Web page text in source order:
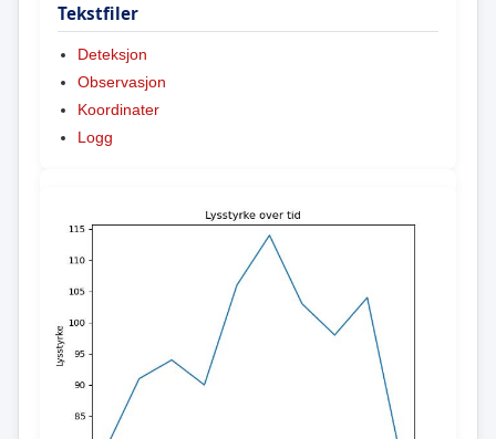
Tekstfiler
Deteksjon
Observasjon
Koordinater
Logg